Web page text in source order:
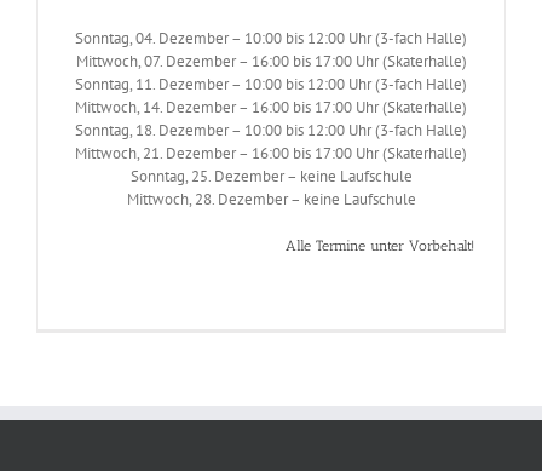
Sonntag, 04. Dezember – 10:00 bis 12:00 Uhr (3-fach Halle)
Mittwoch, 07. Dezember – 16:00 bis 17:00 Uhr (Skaterhalle)
Sonntag, 11. Dezember – 10:00 bis 12:00 Uhr (3-fach Halle)
Mittwoch, 14. Dezember – 16:00 bis 17:00 Uhr (Skaterhalle)
Sonntag, 18. Dezember – 10:00 bis 12:00 Uhr (3-fach Halle)
Mittwoch, 21. Dezember – 16:00 bis 17:00 Uhr (Skaterhalle)
Sonntag, 25. Dezember – keine Laufschule
Mittwoch, 28. Dezember – keine Laufschule
Alle Termine unter Vorbehalt!